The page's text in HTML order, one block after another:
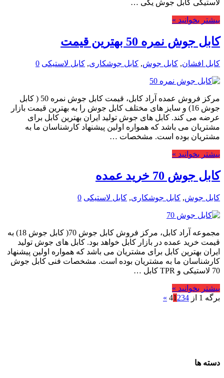
لاستیکی کابل جوش یکی …
بیشتر بخوانید »
کابل جوش نمره 50 بهترین قیمت
کابل افشان, کابل جوش, کابل جوشکاری, کابل لاستیکی 0
مرکز فروش عمده آراد کابل، قیمت کابل جوش نمره 50 ( کابل
جوش 16) و سایز های مختلف کابل جوش را به بهترین قیمت بازار
عرضه می کند. کابل های جوش تولید ایران بهترین کابل برای
مشتریان می باشد که همواره اولین پیشنهاد کارشناسان ما به
مشتریان بوده است. مشخصات …
بیشتر بخوانید »
کابل جوش 70 خرید عمده
کابل جوش, کابل جوشکاری, کابل لاستیکی 0
مجموعه آراد کابل، مرکز فروش کابل جوش 70( کابل جوش 18) به
قیمت خرید عمده در بازار کابل خواهد بود. کابل های جوش تولید
ایران بهترین کابل برای مشتریان می باشد که همواره اولین پیشنهاد
کارشناسان ما به مشتریان بوده است. مشخصات فنی کابل جوش
70 لاستیکی و TPR کابل …
بیشتر بخوانید »
برگه 1 از 4
1 234
»
دسته ها